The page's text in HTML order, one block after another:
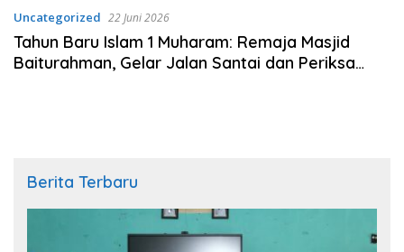
Uncategorized 22 Juni 2026
Tahun Baru Islam 1 Muharam: Remaja Masjid
Baiturahman, Gelar Jalan Santai dan Periksa
Berita Terbaru